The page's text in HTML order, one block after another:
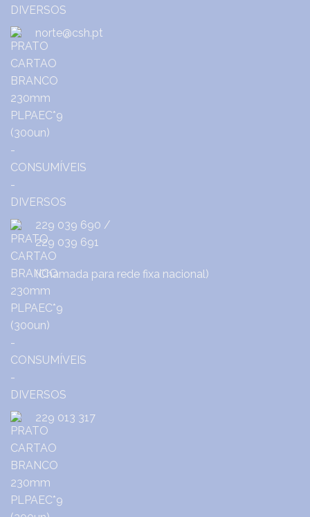
norte@csh.pt
229 039 690 /
229 039 691
(Chamada para rede fixa nacional)
229 013 317